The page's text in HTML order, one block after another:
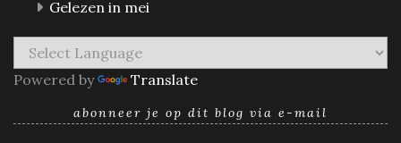
Gelezen in mei
Powered by Translate
abonneer je op dit blog via e-mail